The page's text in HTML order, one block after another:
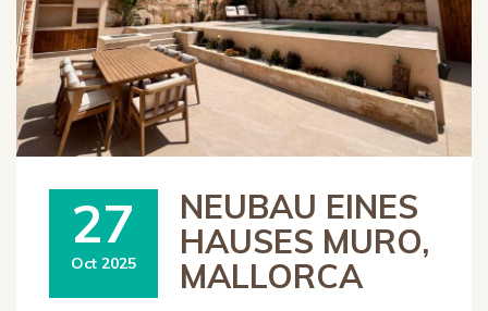
27
Oct 2025
NEUBAU EINES
HAUSES MURO,
MALLORCA